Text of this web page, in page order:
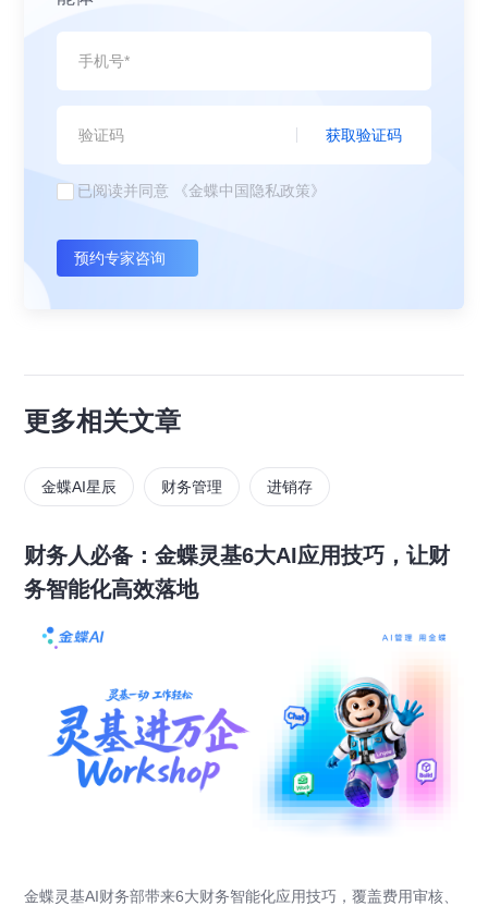
获取验证码
已阅读并同意 《金蝶中国隐私政策》
预约专家咨询
更多相关文章
金蝶AI星辰 财务管理 进销存
财务人必备：金蝶灵基6大AI应用技巧，让财
务智能化高效落地
金蝶灵基AI财务部带来6大财务智能化应用技巧，覆盖费用审核、